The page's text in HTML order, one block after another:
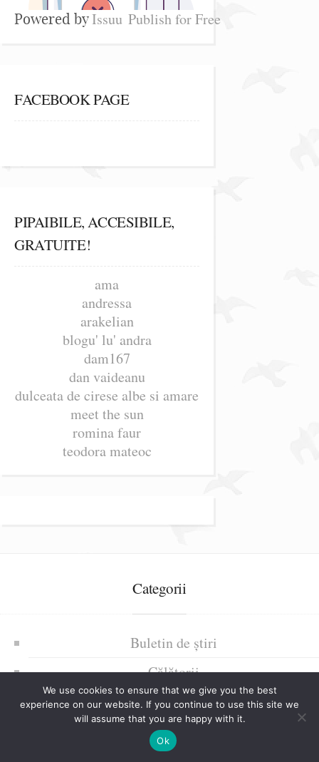
Powered byIssuu Publish for Free
FACEBOOK PAGE
PIPAIBILE, ACCESIBILE,
GRATUITE!
ama
andressa
arakelian
blogu' lu' andra
dam167
dan vaideanu
dulceata de cirese albe si amare
meet the sun
romina faur
teodora mateoc
Categorii
Buletin de știri
Călătorii
Colaborari
Cursuri povestite
We use cookies to ensure that we give you the best
experience on our website. If you continue to use this site we
will assume that you are happy with it.
Ok